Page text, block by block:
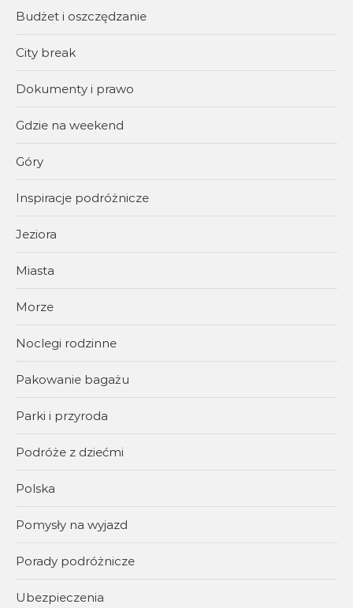
Budżet i oszczędzanie
City break
Dokumenty i prawo
Gdzie na weekend
Góry
Inspiracje podróżnicze
Jeziora
Miasta
Morze
Noclegi rodzinne
Pakowanie bagażu
Parki i przyroda
Podróże z dziećmi
Polska
Pomysły na wyjazd
Porady podróżnicze
Ubezpieczenia